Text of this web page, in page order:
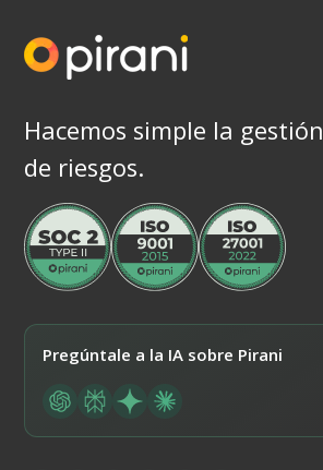
Hacemos simple la gestión
de riesgos.
Pregúntale a la IA sobre Pirani